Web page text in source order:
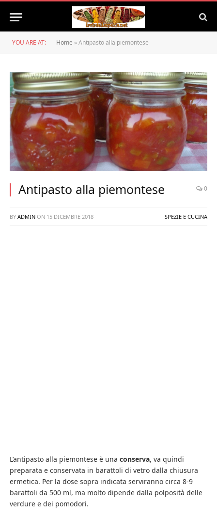
YOU ARE AT: Home »Antipasto alla piemontese
Antipasto alla piemontese 0
BY ADMIN ON 15 DICEMBRE 2018 SPEZIE E CUCINA
L’antipasto alla piemontese è una conserva, va quindi
preparata e conservata in barattoli di vetro dalla chiusura
ermetica. Per la dose sopra indicata serviranno circa 8-9
barattoli da 500 ml, ma molto dipende dalla polposità delle
verdure e dei pomodori.